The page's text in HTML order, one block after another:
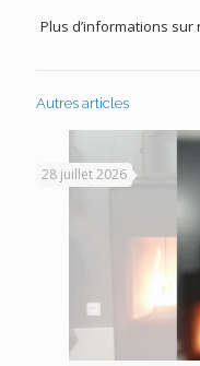
Plus d’informations sur
Autres articles
28 juillet 2026